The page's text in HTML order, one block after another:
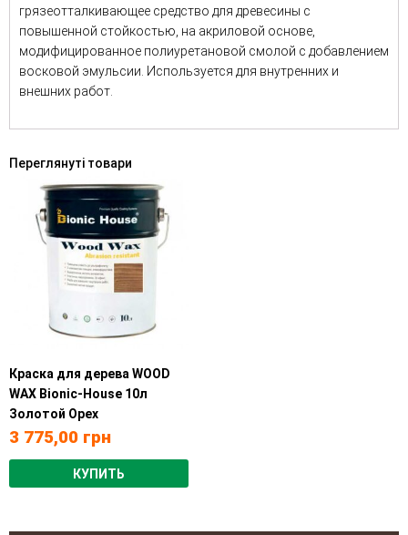
грязеотталкивающее средство для древесины с
повышенной стойкостью, на акриловой основе,
модифицированное полиуретановой смолой с добавлением
восковой эмульсии. Используется для внутренних и
внешних работ.
Переглянуті товари
Краска для дерева WOOD
WAX Bionic-House 10л
Золотой Орех
3 775,00 грн
КУПИТЬ